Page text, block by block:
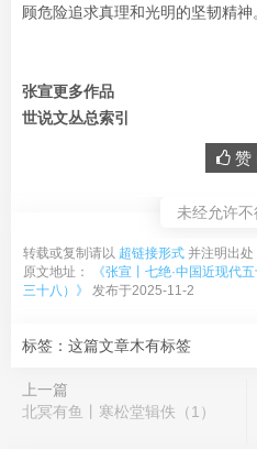
顾危险追求真理和光明的坚韧精神
张宣更多作品
世说文丛总索引
赞
未经允许不
转载或复制请以 超链接形式 并注明出处
原文地址：
《张宣丨七绝·中国近现代
三十八）》
发布于2025-11-2
标签：这篇文章木有标签
上一篇
北冥有鱼丨寒松堂辑佚（1）